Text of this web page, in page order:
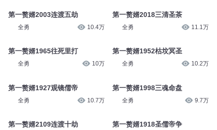
第一赘婿2003连渡五劫
全勇 10.4万
第一赘婿1965往死里打
全勇 10万
第一赘婿1927观镜儒帝
全勇 10.7万
第一赘婿2109连渡十劫
第一赘婿2018三清圣茶
全勇 11.1万
第一赘婿1952枯坟冥圣
全勇 10.2万
第一赘婿1998三魂命盘
全勇 9.7万
第一赘婿1918圣儒帝争